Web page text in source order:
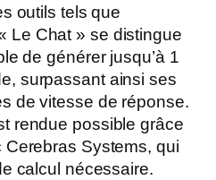
outils tels que
Le Chat » se distingue
de générer jusqu’à 1
surpassant ainsi ses
de vitesse de réponse.
rendue possible grâce
Systems, qui
calcul nécessaire.